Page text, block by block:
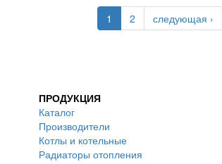
1 2 следующая ›
ПРОДУКЦИЯ
Каталог
Производители
Котлы и котельные
Радиаторы отопления